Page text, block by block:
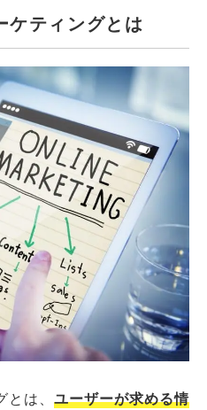
ケティングとは
は、 ユーザーが求める情